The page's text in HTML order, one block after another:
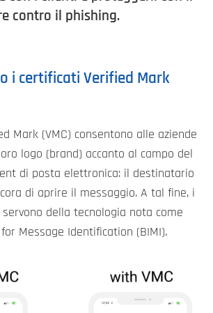
contro il phishing.
i certificati Verified Mark
Mark (VMC) consentono alle aziende
logo (brand) accanto al campo del
di posta elettronica: il destinatario
di aprire il messaggio. A tal fine, i
della tecnologia nota come
Message Identification (BIMI).